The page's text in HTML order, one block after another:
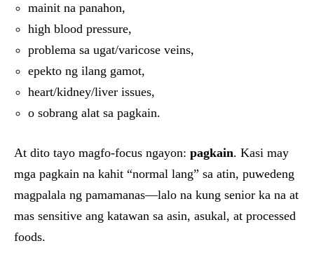
mainit na panahon,
high blood pressure,
problema sa ugat/varicose veins,
epekto ng ilang gamot,
heart/kidney/liver issues,
o sobrang alat sa pagkain.
At dito tayo magfo-focus ngayon: pagkain. Kasi may
mga pagkain na kahit “normal lang” sa atin, puwedeng
magpalala ng pamamanas—lalo na kung senior ka na at
mas sensitive ang katawan sa asin, asukal, at processed
foods.